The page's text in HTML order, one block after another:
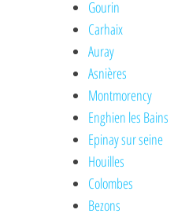
Gourin
Carhaix
Auray
Asnières
Montmorency
Enghien les Bains
Epinay sur seine
Houilles
Colombes
Bezons